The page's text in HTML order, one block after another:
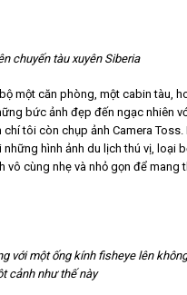
chuyến tàu xuyên Siberia
một căn phòng, một cabin tàu,
bức ảnh đẹp đến ngạc nhiên
tôi còn chụp ảnh Camera Toss.
hình ảnh du lịch thú vị, loại
vô cùng nhẹ và nhỏ gọn để mang
với một ống kính fisheye lên
cảnh như thế này